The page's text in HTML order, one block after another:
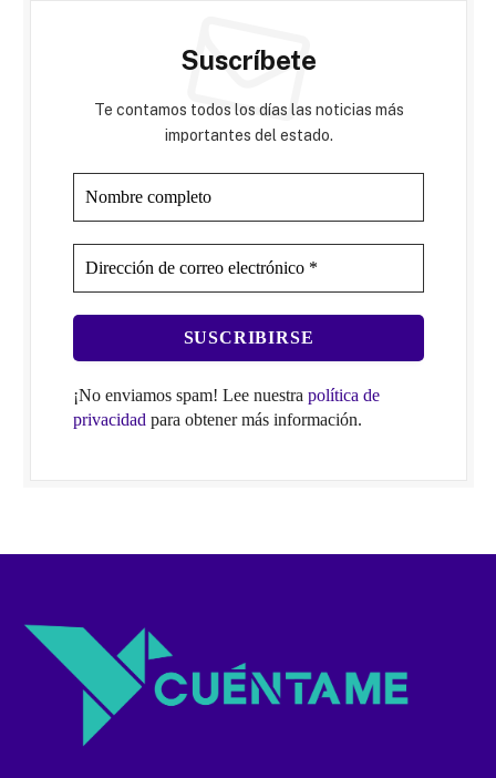
Suscríbete
Te contamos todos los días las noticias más
importantes del estado.
¡No enviamos spam! Lee nuestra política de
privacidadpara obtener más información.